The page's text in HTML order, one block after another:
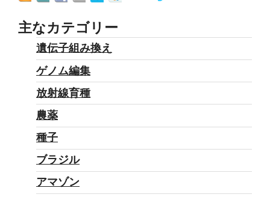
主なカテゴリー
遺伝子組み換え
ゲノム編集
放射線育種
農薬
種子
ブラジル
アマゾン